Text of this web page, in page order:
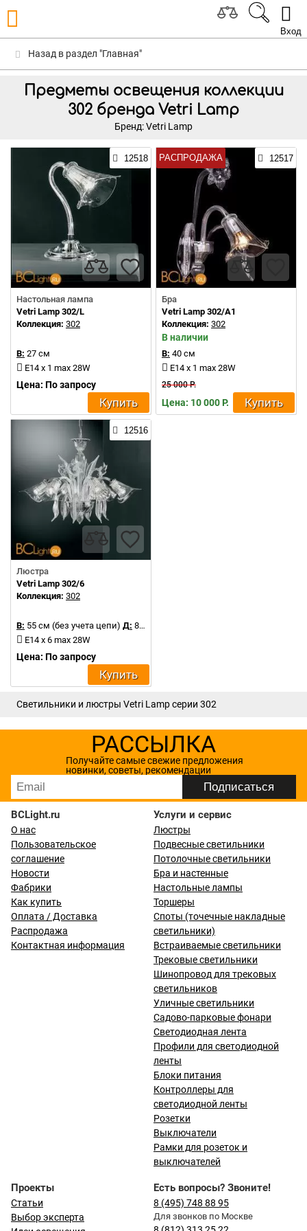
Вход
Назад в раздел "Главная"
Предметы освещения коллекции
302 бренда Vetri Lamp
Бренд: Vetri Lamp
12518
Настольная лампа
Vetri Lamp 302/L
Коллекция: 302
В: 27 см
E14 x 1 max 28W
Цена: По запросу
Купить
РАСПРОДАЖА 12517
Бра
Vetri Lamp 302/A1
Коллекция: 302
В наличии
В: 40 см
E14 x 1 max 28W
25 000 Р.
Цена: 10 000 Р. Купить
12516
Люстра
Vetri Lamp 302/6
Коллекция: 302
В: 55 см (без учета цепи) Д: 82 см
E14 x 6 max 28W
Цена: По запросу
Купить
Светильники и люстры Vetri Lamp серии 302
РАССЫЛКА
Получайте самые свежие предложения
новинки, советы, рекомендации
BCLight.ru
О нас
Пользовательское
соглашение
Новости
Фабрики
Как купить
Оплата / Доставка
Распродажа
Контактная информация
Услуги и сервис
Люстры
Подвесные светильники
Потолочные светильники
Бра и настенные
Настольные лампы
Торшеры
Споты (точечные накладные
светильники)
Встраиваемые светильники
Трековые светильники
Шинопровод для трековых
светильников
Уличные светильники
Садово-парковые фонари
Светодиодная лента
Профили для светодиодной
ленты
Блоки питания
Контроллеры для
светодиодной ленты
Розетки
Выключатели
Рамки для розеток и
выключателей
Проекты
Статьи
Выбор эксперта
Есть вопросы? Звоните!
8 (495) 748 88 95
Для звонков по Москве